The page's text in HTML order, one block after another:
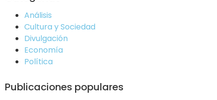
Análisis
Cultura y Sociedad
Divulgación
Economía
Política
Publicaciones populares